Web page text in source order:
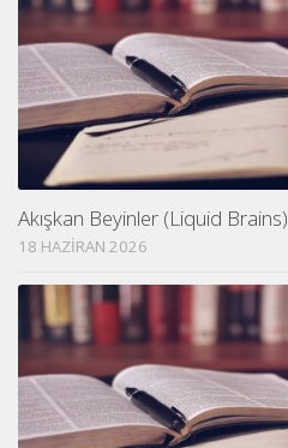
Akışkan Beyinler (Liquid Brains)
18 HAZIRAN 2026